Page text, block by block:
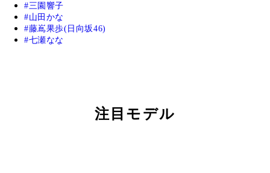
三園響子
山田かな
藤嶌果歩(日向坂46)
七瀬なな
注目モデル